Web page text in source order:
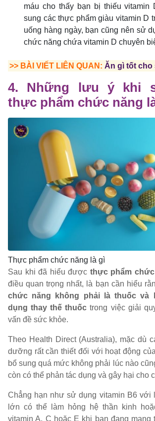
máu cho thấy bạn bị thiếu vitamin
sung các thực phẩm giàu vitamin D
uống hàng ngày, bạn cũng nên sử
chức năng chứa vitamin D chuyên
>> BÀI VIẾT LIÊN QUAN: Ăn gì tốt cho
4. Những lưu ý khi
thực phẩm chức năng
Thực phẩm chức năng là gì
Sau khi đã hiểu được thực phẩm
điều quan trọng nhất, là bạn cần hiểu
chức năng không phải là thuốc và
dụng thay thế thuốc trong việc giải
vấn đề sức khỏe.
Theo Health Direct (Australia), mặc dù
dưỡng rất cần thiết đối với hoạt động
bổ sung quá mức không phải lúc nào
còn có thể phản tác dụng và gây hại cho
Chẳng hạn như sử dụng vitamin B6 với
lớn có thể làm hỏng hệ thần kinh
vitamin A, C hoặc E khi bạn đang mang